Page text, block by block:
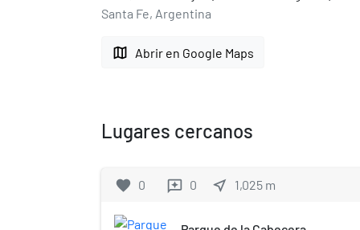
Santa Fe, Argentina
map Abrir en Google Maps
Lugares cercanos
favorite 0 reviews 0 near_me 1,025 m